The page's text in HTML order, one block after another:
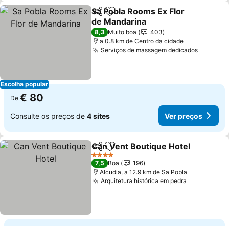
Escolha popular
PartilharAdicionar aos favoritos
Sa Pobla Rooms Ex Flor
de Mandarina
Ver preços
8,3 Muito boa
403
a 0.8 km de Centro da cidade
Serviços de massagem dedicadosVer
De € 80
Consulte os preços de 4 sites Ver preços
PartilharAdicionar aos favoritos
Can Vent Boutique Hotel
4 Estrelas
7,5 Boa
196
Alcudia, a 12.9 km de Sa Pobla
Arquitetura histórica em pedra